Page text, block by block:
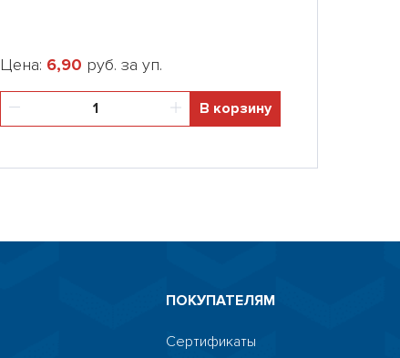
Цена: 6,90 руб. за уп.
В корзину
ПОКУПАТЕЛЯМ
Сертификаты